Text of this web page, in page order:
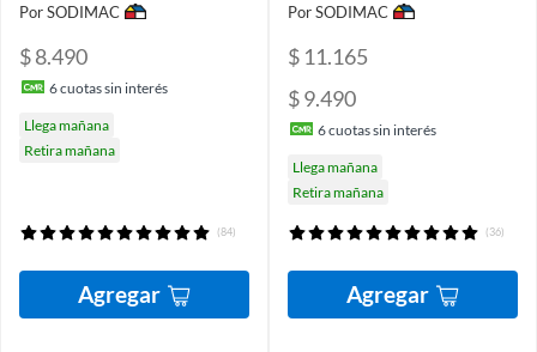
Por SODIMAC
$ 8.490
6cuotas sin interés
Llega mañana
Retira mañana
(84)
Agregar
Por SODIMAC
$ 11.165
$ 9.490
6cuotas sin interés
Llega mañana
Retira mañana
(36)
Agregar